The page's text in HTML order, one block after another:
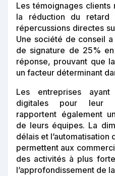
Les témoignages
la réduction du retard
répercussions directes
Une société de conseil
de signature de 25%
réponse, prouvant que
un facteur déterminant
Les entreprises
digitales pour leur
rapportent également
de leurs équipes. La
délais et
permettent aux
des activités à plus
l’approfondissement de